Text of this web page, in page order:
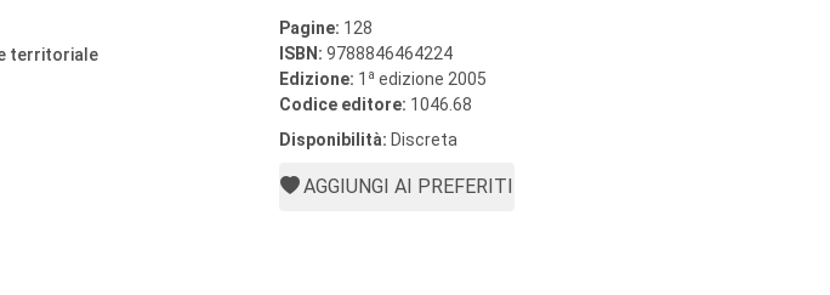
territoriale
Pagine: 128
ISBN: 9788846464224
Edizione: 1 a edizione 2005
Codice editore: 1046.68
Disponibilità: Discreta
AGGIUNGI AI PREFERITI